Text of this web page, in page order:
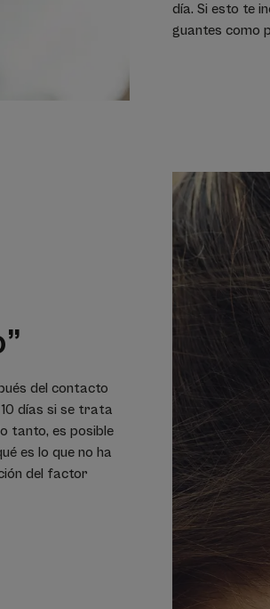
día. Si esto te
guantes como
del contacto
días si se trata
tanto, es posible
es lo que no ha
del factor